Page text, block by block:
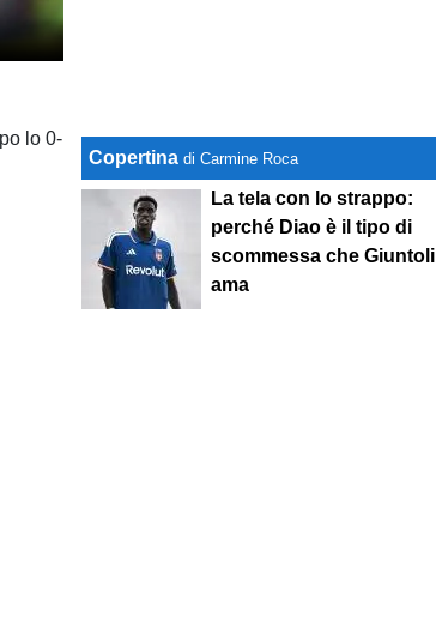
lo 0-
Copertina di Carmine Roca
La tela con lo strappo:
perché Diao è il tipo di
scommessa che Giuntoli
ama